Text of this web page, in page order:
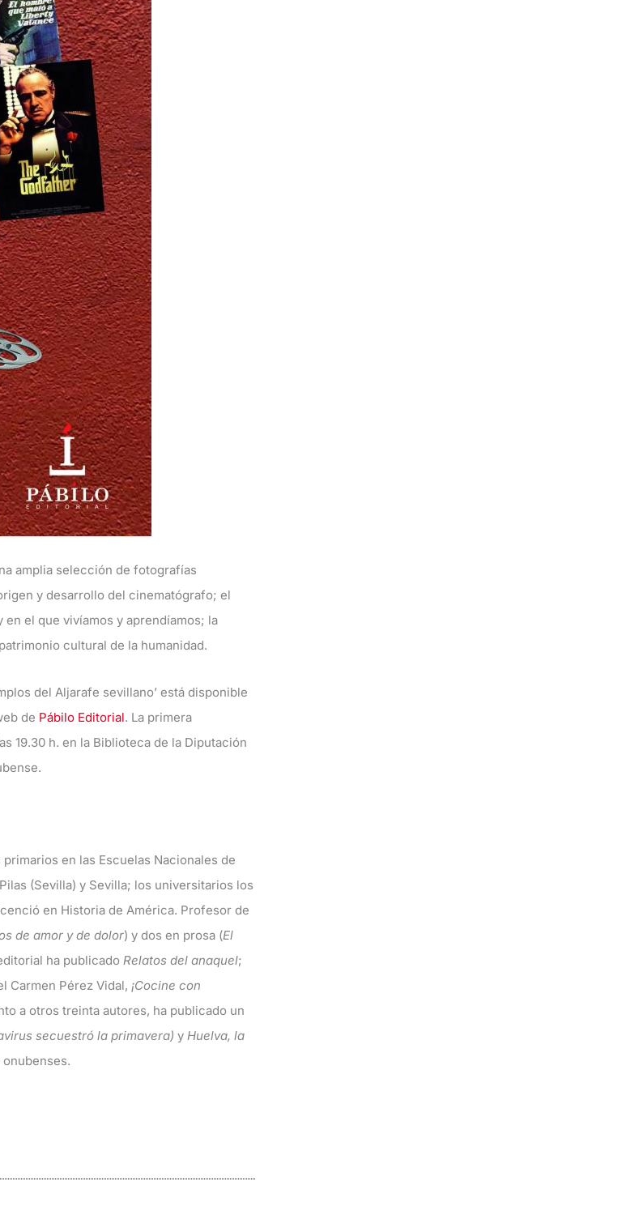
amplia selección de fotografías
y desarrollo del cinematógrafo; el
el que vivíamos y aprendíamos; la
cultural de la humanidad.
del Aljarafe sevillano’ está disponible
de Pábilo Editorial. La primera
19.30 h. en la Biblioteca de la Diputación
en las Escuelas Nacionales de
(Sevilla) y Sevilla; los universitarios los
en Historia de América. Profesor de
de amor y de dolor) y dos en prosa (El
ha publicado Relatos del anaquel;
Carmen Pérez Vidal, ¡Cocine con
a otros treinta autores, ha publicado un
secuestró la primavera) y Huelva, la